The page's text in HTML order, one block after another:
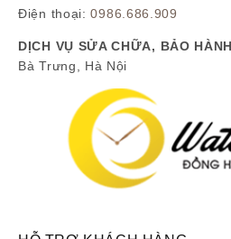
Điện thoại:0986.686.909
DỊCH VỤ SỬA CHỮA, BẢO
Bà Trưng, Hà Nội